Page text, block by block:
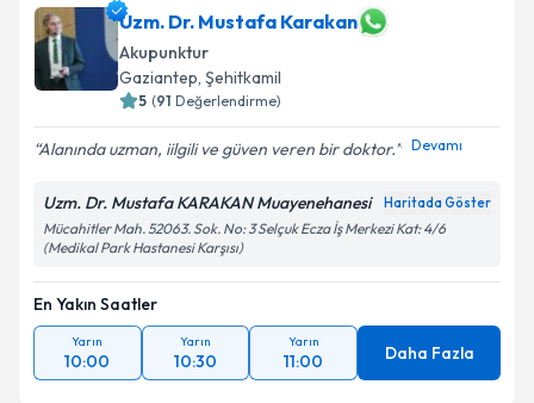
Uzm. Dr. Mustafa Karakan
Akupunktur
Gaziantep, Şehitkamil
5 (91 Değerlendirme)
Alanında uzman, iilgili ve güven veren bir doktor. Devamı
Uzm. Dr. Mustafa KARAKAN Muayenehanesi Haritada Göster
Mücahitler Mah. 52063. Sok. No: 3 Selçuk Ecza İş Merkezi Kat: 4/6
(Medikal Park Hastanesi Karşısı)
En Yakın Saatler
Yarın
10:00
Yarın
10:30
Yarın
11:00 Daha Fazla